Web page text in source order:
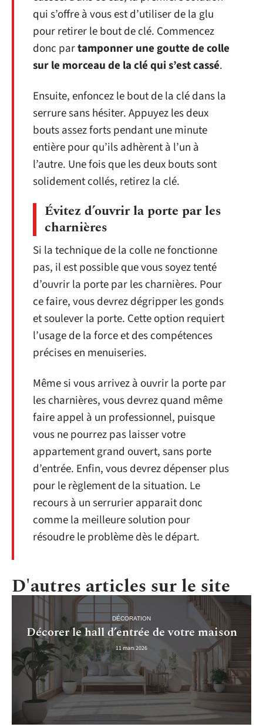
qui s’offre à vous est d’utiliser de la glu
pour retirer le bout de clé. Commencez
donc partamponner une goutte de colle
sur le morceau de la clé qui s’est cassé.
Ensuite, enfoncez le bout de la clé dans la
serrure sans hésiter. Appuyez les deux
bouts assez forts pendant une minute
entière pour qu’ils adhèrent à l’un à
l’autre. Une fois que les deux bouts sont
solidement collés, retirez la clé.
Évitez d’ouvrir la porte par les
charnières
Si la technique de la colle ne fonctionne
pas, il est possible que vous soyez tenté
d’ouvrir la porte par les charnières. Pour
ce faire, vous devrez dégripper les gonds
et soulever la porte. Cette option requiert
l’usage de la force et des compétences
précises en menuiseries.
Même si vous arrivez à ouvrir la porte par
les charnières, vous devrez quand même
faire appel à un professionnel, puisque
vous ne pourrez pas laisser votre
appartement grand ouvert, sans porte
d’entrée. Enfin, vous devrez dépenser plus
pour le règlement de la situation. Le
recours à un serrurier apparait donc
comme la meilleure solution pour
résoudre le problème dès le départ.
D'autres articles sur le site
DÉCORATION
Décorer le hall d’entrée de votre maison
11 mars 2026